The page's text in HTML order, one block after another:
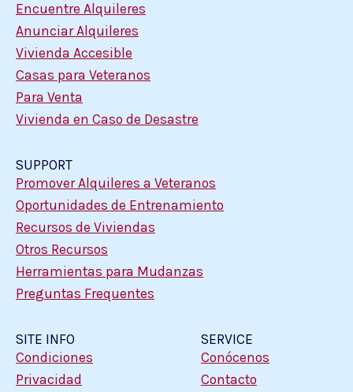
Encuentre Alquileres
Anunciar Alquileres
Vivienda Accesible
Casas para Veteranos
Para Venta
Vivienda en Caso de Desastre
SUPPORT
Promover Alquileres a Veteranos
Oportunidades de Entrenamiento
Recursos de Viviendas
Otros Recursos
Herramientas para Mudanzas
Preguntas Frequentes
SITE INFO
Condiciones
Privacidad
SERVICE
Conócenos
Contacto